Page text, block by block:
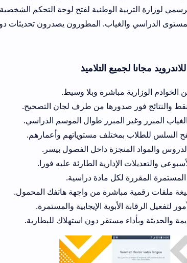
الوطنية لفتح لوحة التحكم الشخصية. النظام يضمن
والغياب. المطورون يصدرون تحديثات دورية لمعالجة
التلاميذ
مباشرة وبلا وسيط.
من طرف لجان التصحيح.
طوال الموسم الدراسي.
مستوياتهم وأعمارهم.
داخل الفصول بيسر.
الطارئة عليه فورا.
لكل مادة دراسية.
من واجهة هاتفك المحمول.
الإيجابية والمستمرة.
مستقر دون استهلاك للبطارية.